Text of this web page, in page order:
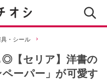
・シール
【セリア】洋書の
ーパー」が可愛す